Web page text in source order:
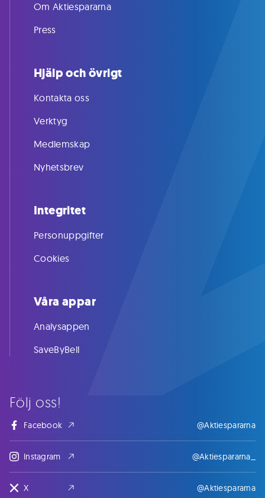
Följ oss!
Facebook @Aktiespararna
Instagram @Aktiespararna_
X @Aktiespararna
Om Aktiespararna
Press
Hjälp och övrigt
Kontakta oss
Verktyg
Medlemskap
Nyhetsbrev
Integritet
Personuppgifter
Cookies
Våra appar
Analysappen
SaveByBell